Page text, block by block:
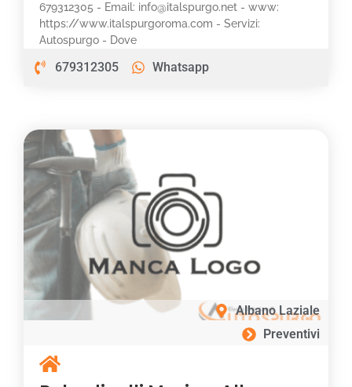
679312305 - Email: info@italspurgo.net - www:
https://www.italspurgoroma.com - Servizi:
Autospurgo - Dove
679312305 Whatsapp
Albano Laziale
Preventivi